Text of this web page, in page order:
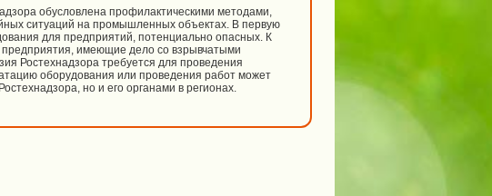
обусловлена профилактическими методами,
ситуаций на промышленных объектах. В первую
для предприятий, потенциально опасных. К
имеющие дело со взрывчатыми
Ростехнадзора требуется для проведения
оборудования или проведения работ может
но и его органами в регионах.